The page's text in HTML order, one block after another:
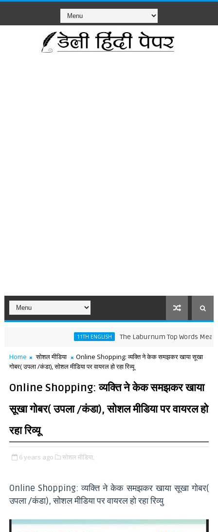
11TH ENGLISH The Laburnum Top Words Meaning
Home सोशल मीडिया
Online Shopping: व्यक्ति ने केक समझकर खाया सूखा
गोबर( उपला /कंडा), सोशल मीडिया पर वायरल हो रहा रिव्यू
Online Shopping: व्यक्ति ने केक समझकर खाया
सूखा गोबर( उपला /कंडा), सोशल मीडिया पर वायरल हो
रहा रिव्यू
6 years ago सोशल मीडिया,
Online Shopping: व्यक्ति ने केक समझकर खाया सूखा गोबर(
उपला /कंडा), सोशल मीडिया पर वायरल हो रहा रिव्यु